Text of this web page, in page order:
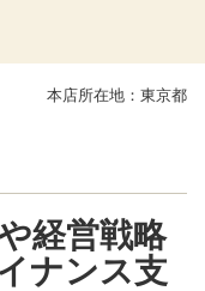
本店所在地：東京都
経営戦略
ナンス支